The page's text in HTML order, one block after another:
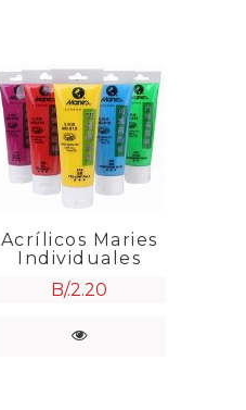
Acrílicos Maries
Individuales
B/.2.20